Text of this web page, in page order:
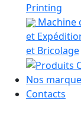
Printing
Machine
et
et Bricolage
Nos
Contacts